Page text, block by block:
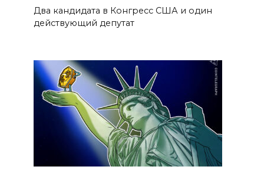
Два кандидата в Конгресс США и один
действующий депутат